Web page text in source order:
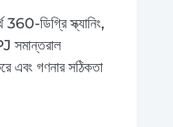
360-ডিগ্রি স্ক্যানিং,
সমান্তরাল
এবং গণনার সঠিকতা